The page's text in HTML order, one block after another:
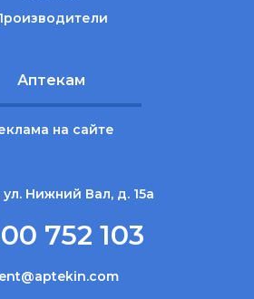
Аптекам
на сайте
ул. Нижний Вал, д. 15а
752 103